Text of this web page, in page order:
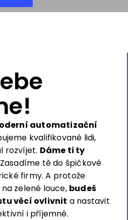
automatizační
kvalifikované lidi,
rozvíjet. Dáme ti ty
tě do špičkové
firmy. A protože
zelené louce, budeš
věcí ovlivnit a nastavit
i příjemné.